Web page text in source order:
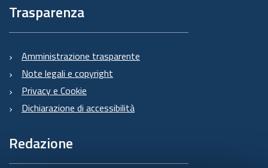
Trasparenza
Amministrazione trasparente
Note legali e copyright
Privacy e Cookie
Dichiarazione di accessibilità
Redazione